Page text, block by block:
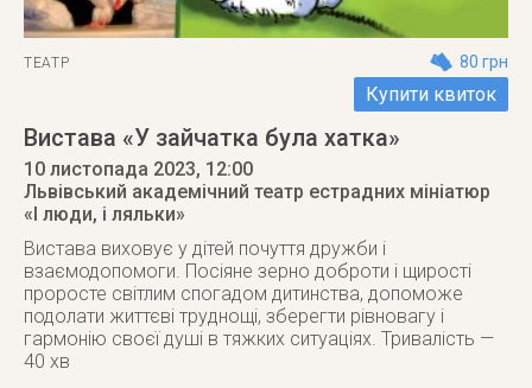
ТЕАТР 80 грн
Купити квиток
Вистава «У зайчатка була хатка»
10 листопада 2023, 12:00
Львівський академічний театр естрадних мініатюр
«І люди, і ляльки»
Вистава виховує у дітей почуття дружби і
взаємодопомоги. Посіяне зерно доброти і щирості
проросте світлим спогадом дитинства, допоможе
подолати життєві труднощі, зберегти рівновагу і
гармонію своєї душі в тяжких ситуаціях. Тривалість —
40 хв